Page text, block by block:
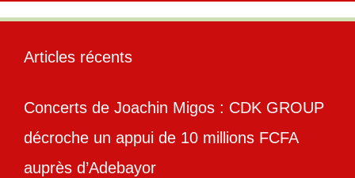
Articles récents
Concerts de Joachin Migos : CDK GROUP
décroche un appui de 10 millions FCFA
auprès d’Adebayor